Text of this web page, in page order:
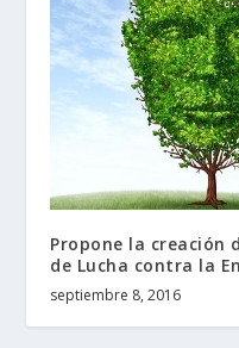
Propone la creación
de Lucha contra la
septiembre 8, 2016